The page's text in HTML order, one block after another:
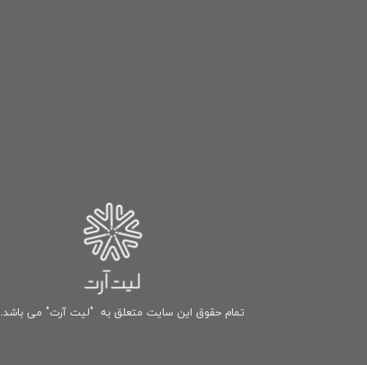
تمام حقوق این سایت متعلق به "لیت آرت" می باشد. 1401